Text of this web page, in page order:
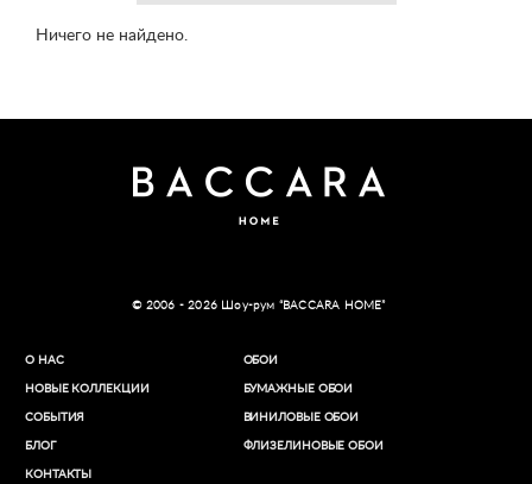
Ничего не найдено.
© 2006 - 2026 Шоу-рум “BACCARA HOME”
О НАС
НОВЫЕ КОЛЛЕКЦИИ
СОБЫТИЯ
БЛОГ
КОНТАКТЫ
ОБОИ
БУМАЖНЫЕ ОБОИ
ВИНИЛОВЫЕ ОБОИ​
ФЛИЗЕЛИНОВЫЕ ОБОИ